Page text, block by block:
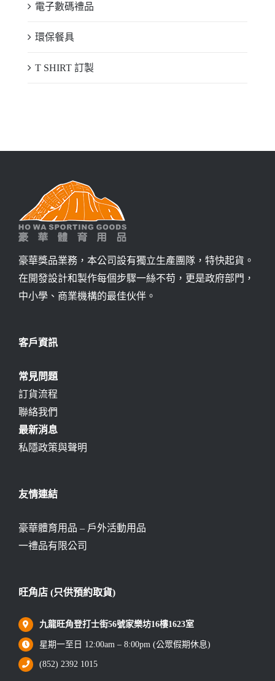
電子數碼禮品
環保餐具
T SHIRT 訂製
豪華獎品業務，本公司設有獨立生產團隊，特快起貨。
在開發設計和製作每個步驟一絲不苟，更是政府部門，
中小學、商業機構的最佳伙伴。
客戶資訊
常見問題
訂貨流程
聯絡我們
最新消息
私隱政策與聲明
友情連結
豪華體育用品 – 戶外活動用品
一禮品有限公司
旺角店 (只供預約取貨)
九龍旺角登打士街56號家樂坊16樓1623室
星期一至日 12:00am – 8:00pm (公眾假期休息)
(852) 2392 1015